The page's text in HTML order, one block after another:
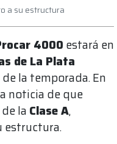
a su estructura
4000 estará en
de La Plata
de la temporada. En
noticia de que
la Clase A,
estructura.